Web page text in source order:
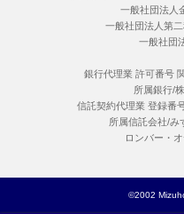
一般社団法人
一般社団法人第
一般社団
銀行代理業 許可番号
所属銀行/
信託契約代理業 登録番
所属信託会社/み
ロンバー・
©2002